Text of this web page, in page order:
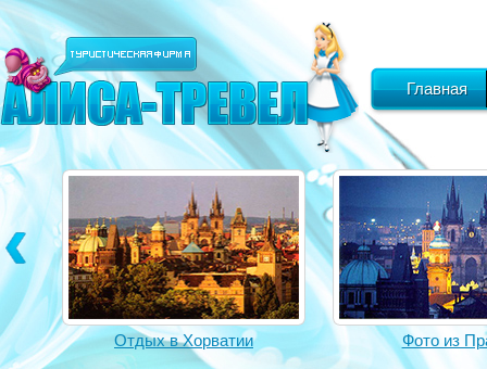
Главная
Фото из Праги Фото из